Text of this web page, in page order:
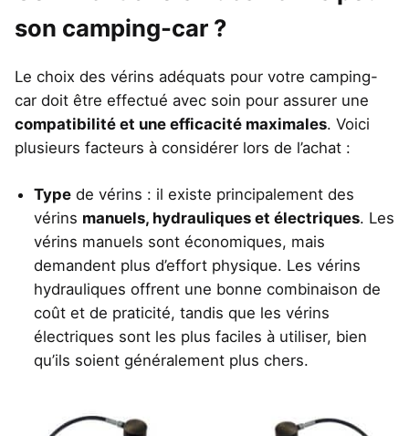
son camping-car ?
Le choix des vérins adéquats pour votre camping-
car doit être effectué avec soin pour assurer une
compatibilité et une efficacité maximales. Voici
plusieurs facteurs à considérer lors de l’achat :
Type de vérins : il existe principalement des
vérins manuels, hydrauliques et électriques. Les
vérins manuels sont économiques, mais
demandent plus d’effort physique. Les vérins
hydrauliques offrent une bonne combinaison de
coût et de praticité, tandis que les vérins
électriques sont les plus faciles à utiliser, bien
qu’ils soient généralement plus chers.